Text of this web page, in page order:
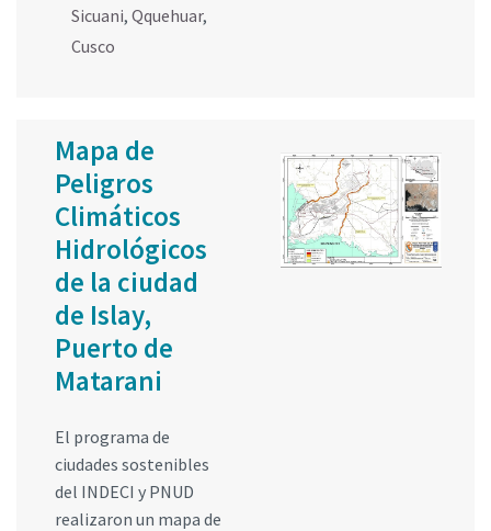
Sicuani, Qquehuar,
Cusco
Mapa de
Peligros
Climáticos
Hidrológicos
de la ciudad
de Islay,
Puerto de
Matarani
El programa de
ciudades sostenibles
del INDECI y PNUD
realizaron un mapa de